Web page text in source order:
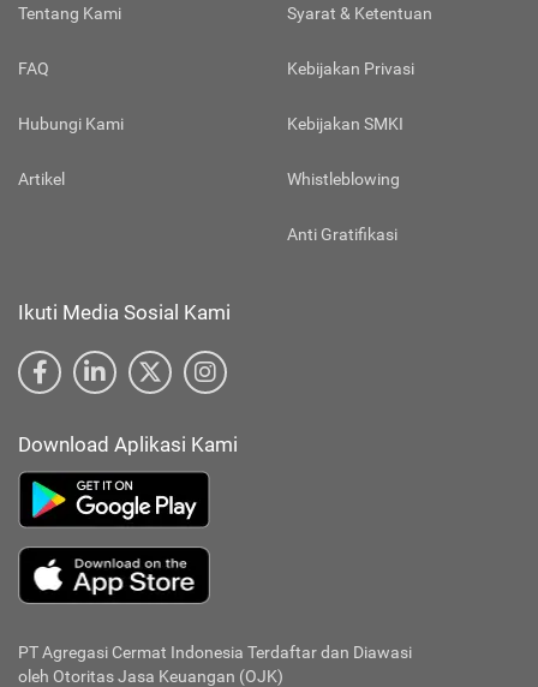
Tentang Kami
FAQ
Hubungi Kami
Artikel
Syarat & Ketentuan
Kebijakan Privasi
Kebijakan SMKI
Whistleblowing
Anti Gratifikasi
Ikuti Media Sosial Kami
Download Aplikasi Kami
PT Agregasi Cermat Indonesia Terdaftar dan Diawasi
oleh Otoritas Jasa Keuangan (OJK)